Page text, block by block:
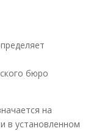
бюро
на
в установленном